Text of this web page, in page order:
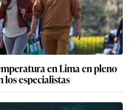
en Lima en pleno
los especialistas